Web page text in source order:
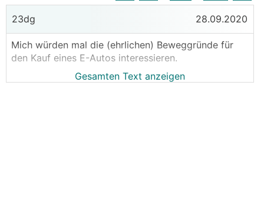
23dg 28.09.2020
Mich würden mal die (ehrlichen) Beweggründe für
den Kauf eines E-Autos interessieren.
Hab in meiner Garage auch 2 Anschlüsse
Gesamten Text anzeigen